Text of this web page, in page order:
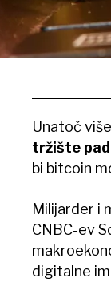
Unatoč
tržište
bi bitcoin
Milijarder i
CNBC-ev
digitalne